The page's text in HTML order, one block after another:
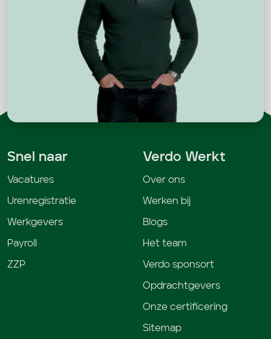
Snel naar
Vacatures
Urenregistratie
Werkgevers
Payroll
ZZP
Verdo Werkt
Over ons
Werken bij
Blogs
Het team
Verdo sponsort
Opdrachtgevers
Onze certificering
Sitemap